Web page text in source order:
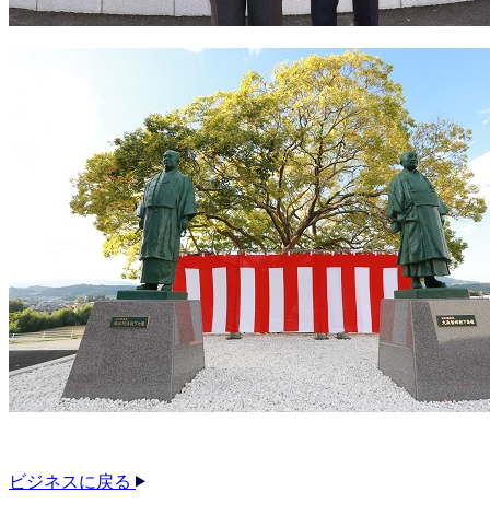
ビジネスに戻る